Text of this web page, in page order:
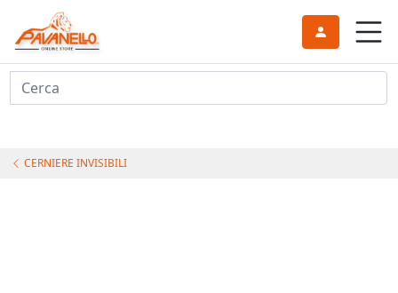
Cerca
CERNIERE INVISIBILI